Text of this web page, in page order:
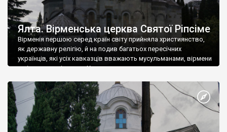
Ялта. Вірменська церква Святої Ріпсіме
Вірменія першою серед країн світу прийняла християнство,
як державну релігію, й на подив багатьох пересічних
українців, які усіх кавказців вважають мусульманами, вірмени
є відданими вірянами Христа